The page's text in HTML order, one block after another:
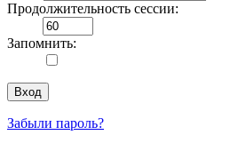
Продолжительность сессии:
Запомнить:
Забыли пароль?